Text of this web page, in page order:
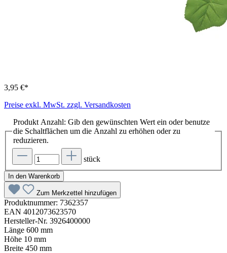
3,95 €*
Preise exkl. MwSt. zzgl. Versandkosten
Produkt Anzahl: Gib den gewünschten Wert ein oder benutze
die Schaltflächen um die Anzahl zu erhöhen oder zu
reduzieren.
stück
In den Warenkorb
Zum Merkzettel hinzufügen
Produktnummer: 7362357
EAN 4012073623570
Hersteller-Nr. 3926400000
Länge 600 mm
Höhe 10 mm
Breite 450 mm